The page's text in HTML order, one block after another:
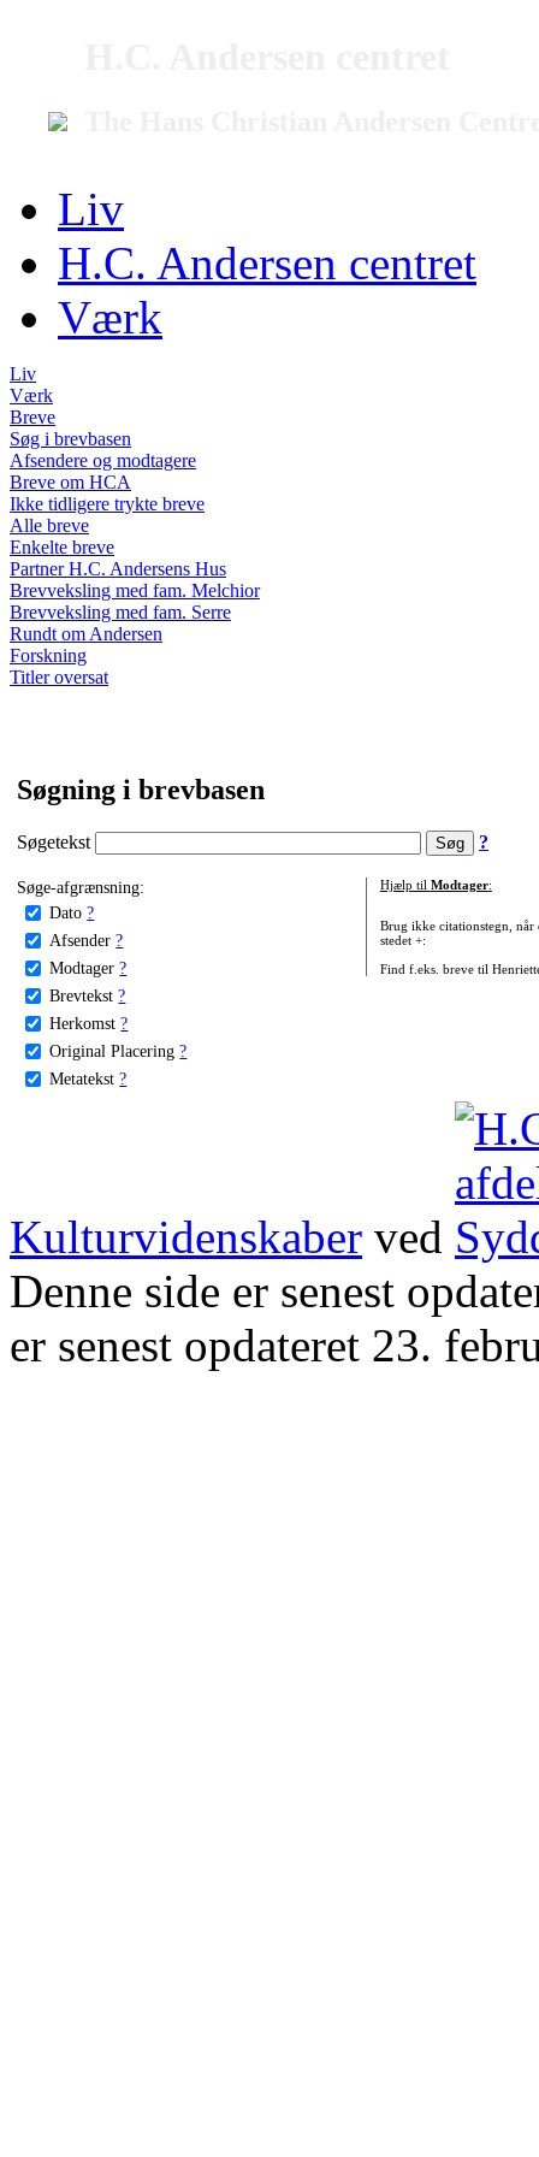
Liv
H.C. Andersen centret
Værk
Liv
Værk
Breve
Søg i brevbasen
Afsendere og modtagere
Breve om HCA
Ikke tidligere trykte breve
Alle breve
Enkelte breve
Partner H.C. Andersens Hus
Brevveksling med fam. Melchior
Brevveksling med fam. Serre
Rundt om Andersen
Forskning
Titler oversat
Søgning i brevbasen
Søgetekst ?
Søge-afgrænsning:
Dato ?
Afsender ?
Modtager ?
Brevtekst ?
Herkomst ?
Original Placering ?
Metatekst ?
Hjælp til Modtager:
Brug ikke citationstegn, når
stedet +:
Find f.eks. breve til
Kulturvidenskaber ved
Denne side er senest
er senest opdateret 23.